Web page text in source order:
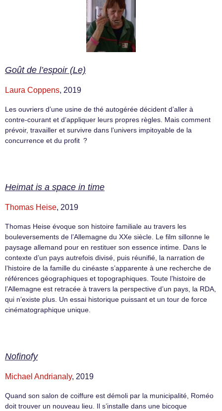
Goût de l’espoir (Le)
Laura Coppens, 2019
Les ouvriers d’une usine de thé autogérée décident d’aller à
contre-courant et d’appliquer leurs propres règles. Mais comment
prévoir, travailler et survivre dans l’univers impitoyable de la
concurrence et du profit ?
Heimat is a space in time
Thomas Heise, 2019
Thomas Heise évoque son histoire familiale au travers les
bouleversements de l’Allemagne du XXe siècle. Le film sillonne le
paysage allemand pour en restituer son essence intime. Dans le
contexte d’un pays autrefois divisé, puis réunifié, la narration de
l’histoire de la famille du cinéaste s’apparente à une recherche de
références géographiques et topographiques. Toute l’histoire de
l’Allemagne est retracée à travers la perspective d’un pays, la RDA,
qui n’existe plus. Un essai historique puissant et un tour de force
cinématographique unique.
Nofinofy
Michael Andrianaly, 2019
Quand son salon de coiffure est démoli par la municipalité, Roméo
doit trouver un nouveau lieu. Il s’installe dans une bicoque